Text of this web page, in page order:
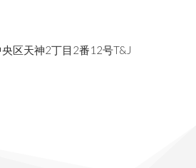
区天神2丁目2番12号T&J